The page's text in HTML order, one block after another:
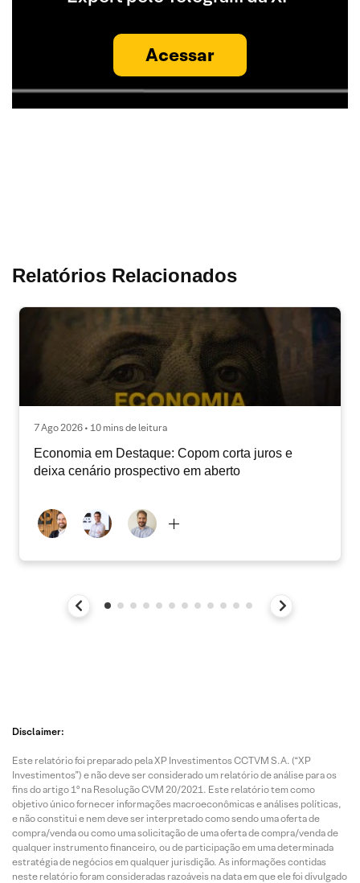
Acessar
Relatórios Relacionados
7 Ago 2026 • 10 mins de leitura
Economia em Destaque: Copom corta juros e
deixa cenário prospectivo em aberto
Disclaimer:
Este relatório foi preparado pela XP Investimentos CCTVM S.A. (“XP
Investimentos”) e não deve ser considerado um relatório de análise para os
fins do artigo 1º na Resolução CVM 20/2021. Este relatório tem como
objetivo único fornecer informações macroeconômicas e análises políticas,
e não constitui e nem deve ser interpretado como sendo uma oferta de
compra/venda ou como uma solicitação de uma oferta de compra/venda de
qualquer instrumento financeiro, ou de participação em uma determinada
estratégia de negócios em qualquer jurisdição. As informações contidas
neste relatório foram consideradas razoáveis na data em que ele foi divulgado